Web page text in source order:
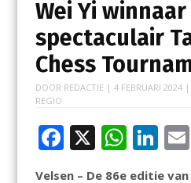
Wei Yi winnaar
spectaculair
Chess
DOOR REDACTIE | 4 FEBRUARI 2024|
REGIO
F X W
h
Li
Velsen – De 86e editie